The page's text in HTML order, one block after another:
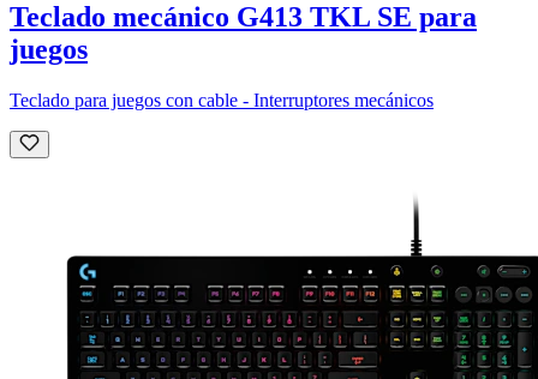
Teclado mecánico G413 TKL SE para
juegos
Teclado para juegos con cable - Interruptores mecánicos